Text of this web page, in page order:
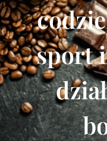
sport